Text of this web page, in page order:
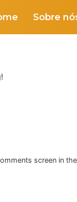
Sobre
screen in